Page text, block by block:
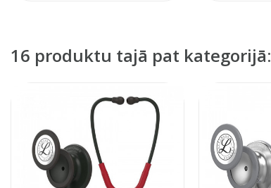
16 produktu tajā pat kategorijā: